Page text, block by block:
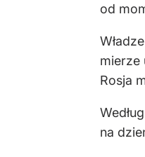
od
mierze
Rosja
na